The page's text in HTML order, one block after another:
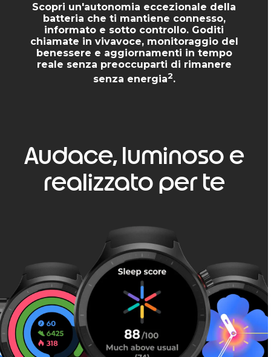
Scopri un'autonomia eccezionale della
batteria che ti mantiene connesso,
informato e sotto controllo. Goditi
chiamate in vivavoce, monitoraggio del
benessere e aggiornamenti in tempo
reale senza preoccuparti di rimanere
senza energia2.
Audace, luminoso e
realizzato per te